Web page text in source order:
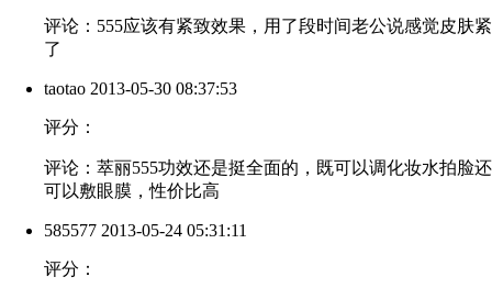
评论：555应该有紧致效果，用了段时间老公说感觉皮肤紧
了
taotao 2013-05-30 08:37:53
评分：
评论：萃丽555功效还是挺全面的，既可以调化妆水拍脸还
可以敷眼膜，性价比高
585577 2013-05-24 05:31:11
评分：